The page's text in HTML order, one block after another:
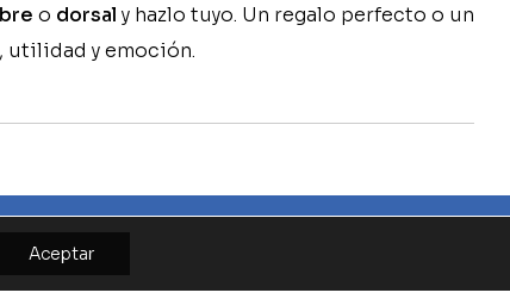
o dorsal y hazlo tuyo. Un regalo perfecto o un
y emoción.
Aceptar